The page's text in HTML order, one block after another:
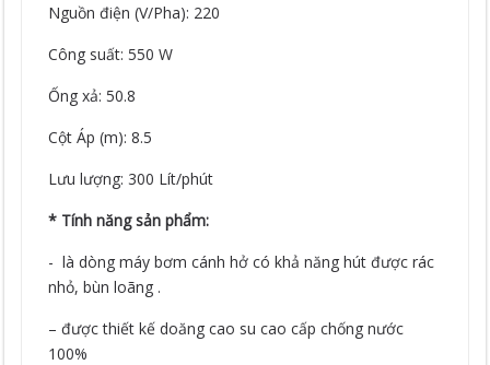
Nguồn điện (V/Pha): 220
Công suất: 550 W
Ống xả: 50.8
Cột Áp (m): 8.5
Lưu lượng: 300 Lít/phút
* Tính năng sản phẩm:
- là dòng máy bơm cánh hở có khả năng hút được rác
nhỏ, bùn loãng .
– được thiết kế doăng cao su cao cấp chống nước
100%